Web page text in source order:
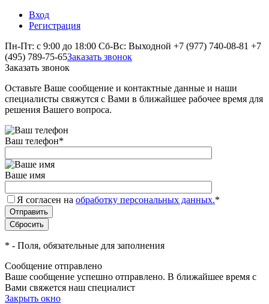
Вход
Регистрация
Пн-Пт: с 9:00 до 18:00 Сб-Вс: Выходной +7 (977) 740-08-81 +7
(495) 789-75-65Заказать звонок
Заказать звонок
Оставьте Ваше сообщение и контактные данные и наши
специалисты свяжутся с Вами в ближайшее рабочее время для
решения Вашего вопроса.
Ваш телефон*
Ваше имя
Я согласен на обработку персональных данных.*
* - Поля, обязательные для заполнения
Сообщение отправлено
Ваше сообщение успешно отправлено. В ближайшее время с
Вами свяжется наш специалист
Закрыть окно